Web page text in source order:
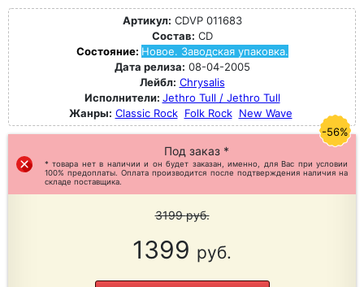
Артикул: CDVP 011683
Состав: CD
Состояние: Новое. Заводская упаковка.
Дата релиза: 08-04-2005
Лейбл: Chrysalis
Исполнители: Jethro Tull / Jethro Tull
Жанры: Classic Rock Folk Rock New Wave
Под заказ *
* товара нет в наличии и он будет заказан, именно, для Вас при условии
100% предоплаты. Оплата производится после подтверждения наличия на
складе поставщика.
3199руб.
1399 руб.
-56%